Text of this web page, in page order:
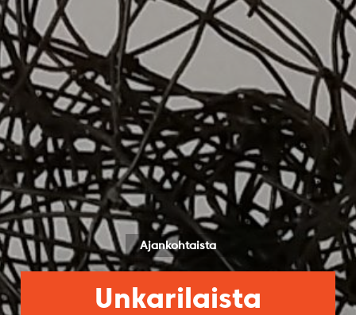
Ajankohtaista
Unkarilaista